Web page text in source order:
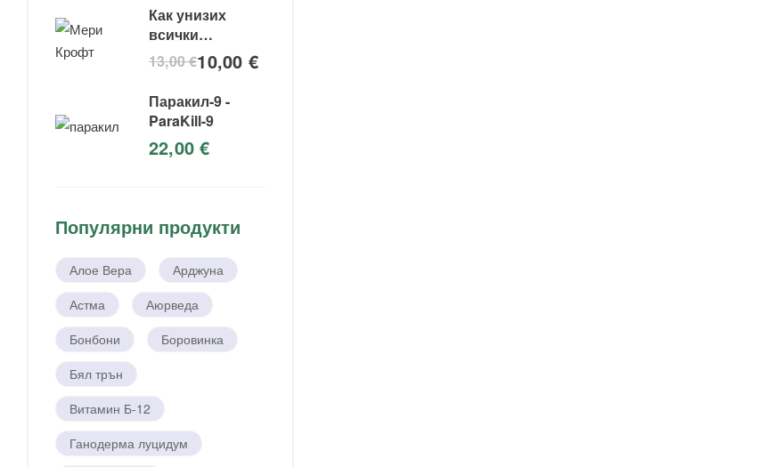
Как унизих
всички
институции -
Мери крофт
13,00€10,00 €
Паракил-9 -
ParaKill-9
22,00€
Популярни продукти
Алое Вера
Арджуна
Астма
Аюрведа
Бонбони
Боровинка
Бял трън
Витамин Б-12
Ганодерма луцидум